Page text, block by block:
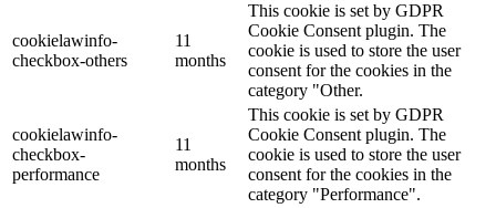
cookielawinfo-
checkbox-others
11
months
This cookie is set by GDPR
Cookie Consent plugin. The
cookie is used to store the user
consent for the cookies in the
category "Other.
cookielawinfo-
checkbox-
performance
11
months
This cookie is set by GDPR
Cookie Consent plugin. The
cookie is used to store the user
consent for the cookies in the
category "Performance".